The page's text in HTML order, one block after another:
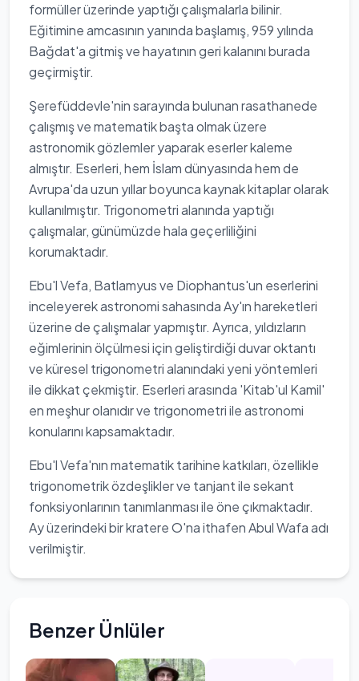
formüller üzerinde yaptığı çalışmalarla bilinir.
Eğitimine amcasının yanında başlamış, 959 yılında
Bağdat'a gitmiş ve hayatının geri kalanını burada
geçirmiştir.
Şerefüddevle'nin sarayında bulunan rasathanede
çalışmış ve matematik başta olmak üzere
astronomik gözlemler yaparak eserler kaleme
almıştır. Eserleri, hem İslam dünyasında hem de
Avrupa'da uzun yıllar boyunca kaynak kitaplar olarak
kullanılmıştır. Trigonometri alanında yaptığı
çalışmalar, günümüzde hala geçerliliğini
korumaktadır.
Ebu'l Vefa, Batlamyus ve Diophantus'un eserlerini
inceleyerek astronomi sahasında Ay'ın hareketleri
üzerine de çalışmalar yapmıştır. Ayrıca, yıldızların
eğimlerinin ölçülmesi için geliştirdiği duvar oktantı
ve küresel trigonometri alanındaki yeni yöntemleri
ile dikkat çekmiştir. Eserleri arasında 'Kitab'ul Kamil'
en meşhur olanıdır ve trigonometri ile astronomi
konularını kapsamaktadır.
Ebu'l Vefa'nın matematik tarihine katkıları, özellikle
trigonometrik özdeşlikler ve tanjant ile sekant
fonksiyonlarının tanımlanması ile öne çıkmaktadır.
Ay üzerindeki bir kratere O'na ithafen Abul Wafa adı
verilmiştir.
Benzer Ünlüler